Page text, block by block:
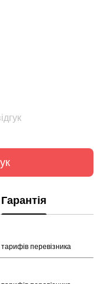
Гарантія
тарифів перевізника